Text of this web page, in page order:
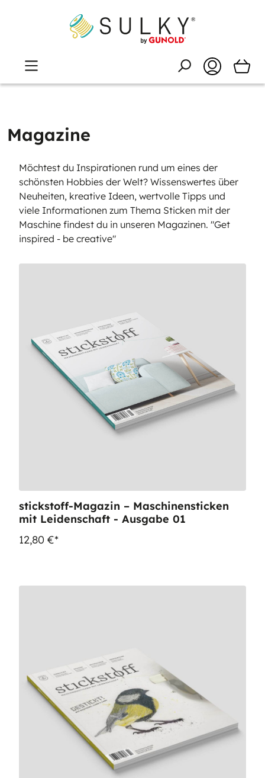
Magazine
Möchtest du Inspirationen rund um eines der
schönsten Hobbies der Welt? Wissenswertes über
Neuheiten, kreative Ideen, wertvolle Tipps und
viele Informationen zum Thema Sticken mit der
Maschine findest du in unseren Magazinen. "Get
inspired - be creative"
stickstoff-Magazin – Maschinensticken
mit Leidenschaft - Ausgabe 01
12,80 €*